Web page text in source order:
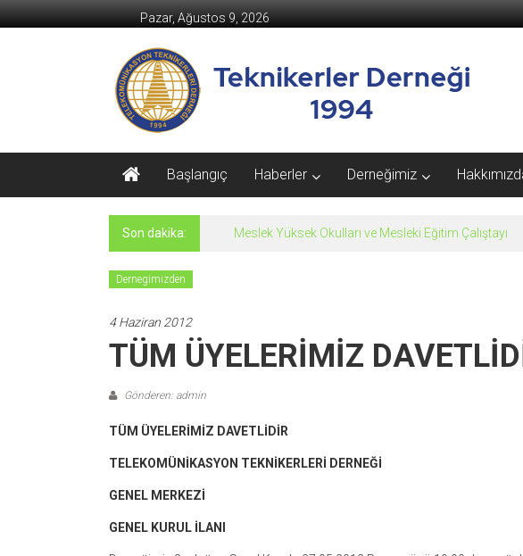
geç
Pazar, Ağustos 9, 2026
Teknikerler
Derneği
Teknikerler
Derneği
Resmi
Web
Sitesi
Başlangıç Haberler Derneğimiz
Son dakika: Meslek Yüksek Okulları ve Mesleki Eğitim Çalıştayı
Dernegimizden
4 Haziran 2012
TÜM ÜYELERİMİZ
Gönderen: admin
TÜM ÜYELERİMİZ DAVETLİDİR
TELEKOMÜNİKASYON TEKNİKERLERİ DERNEĞİ
GENEL MERKEZİ
GENEL KURUL İLANI